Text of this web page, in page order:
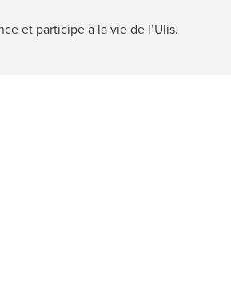
et participe à la vie de l’Ulis.